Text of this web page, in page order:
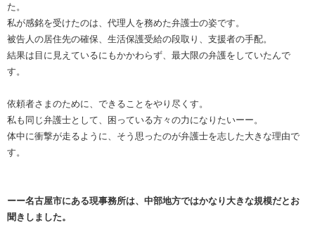
た。
私が感銘を受けたのは、代理人を務めた弁護士の姿です。
被告人の居住先の確保、生活保護受給の段取り、支援者の手配。
結果は目に見えているにもかかわらず、最大限の弁護をしていたんで
す。
依頼者さまのために、できることをやり尽くす。
私も同じ弁護士として、困っている方々の力になりたいーー。
体中に衝撃が走るように、そう思ったのが弁護士を志した大きな理由で
す。
ーー名古屋市にある現事務所は、中部地方ではかなり大きな規模だとお
聞きしました。